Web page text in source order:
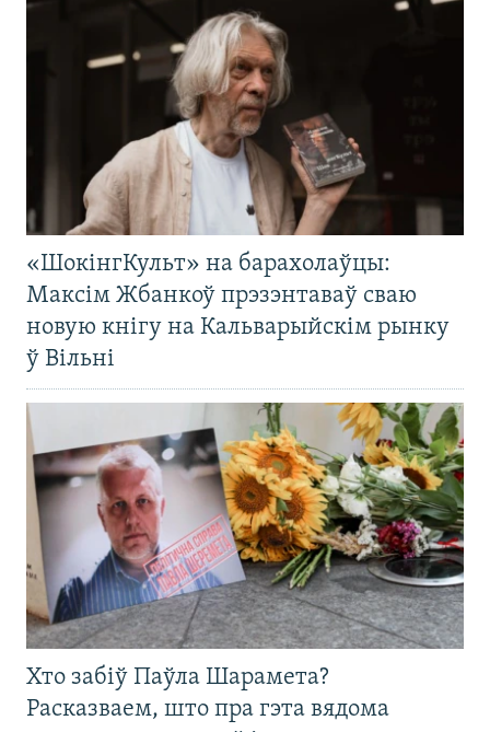
«ШокінгКульт» на барахолаўцы:
Максім Жбанкоў прэзэнтаваў сваю
новую кнігу на Кальварыйскім рынку
ў Вільні
Хто забіў Паўла Шарамета?
Расказваем, што пра гэта вядома